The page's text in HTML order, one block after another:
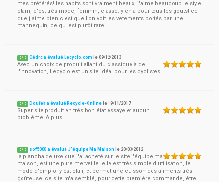
mes préférés! les habits sont vraiment beaux, j'aime beaucoup le style
etam, c'est très mode, féminin, classe. y'en a pour tous les gouts! ce
que j'aime bien c'est que l'on voit les vetements portés par une
mannequin, ce qui est plutôt rare!
5 / 5 Cédrc a évalué Lecyclo.com le09/12/2013
Avec un choix de produit allant du classique à de
l'innovation, Lecyclo est un site idéal pour les cyclistes
5 / 5 Doufek a évalué Recycle-Online le19/11/2017
Super site produit en très bon état essaye et aucun
problème. A plus
5 / 5 sof5000 a évalué J'équipe Ma Maison le 20/03/2012
la plancha deluxe que j'ai acheté sur le site j'équipe ma
maison, est une pure merveille. elle est très simple d'utilisation, le
mode d'emploi y est clair, et permet une cuisson des aliments très
goûteuse. ce site m'a semblé, pour cette première commande, être